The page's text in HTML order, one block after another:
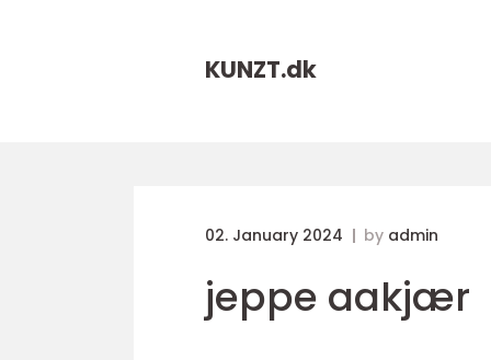
KUNZT.dk
02. January 2024 by admin
jeppe aakjær